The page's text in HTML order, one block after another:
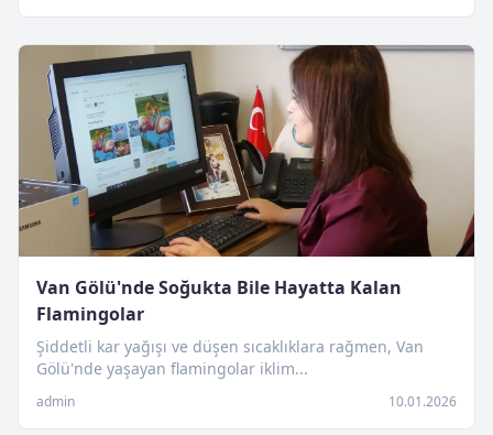
Van Gölü'nde Soğukta Bile Hayatta Kalan
Flamingolar
Şiddetli kar yağışı ve düşen sıcaklıklara rağmen, Van
Gölü'nde yaşayan flamingolar iklim...
admin 10.01.2026